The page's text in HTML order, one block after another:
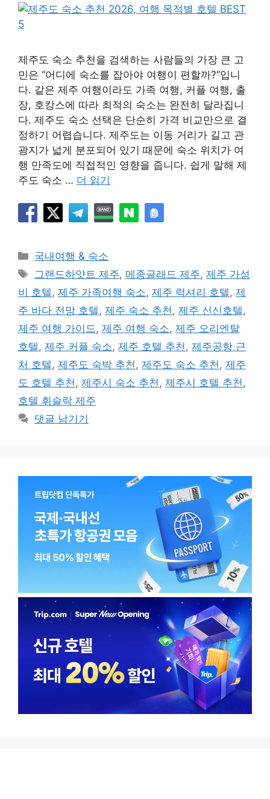
제주도 숙소 추천을 검색하는 사람들의 가장 큰 고
민은 “어디에 숙소를 잡아야 여행이 편할까?”입니
다. 같은 제주 여행이라도 가족 여행, 커플 여행, 출
장, 호캉스에 따라 최적의 숙소는 완전히 달라집니
다. 제주도 숙소 선택은 단순히 가격 비교만으로 결
정하기 어렵습니다. 제주도는 이동 거리가 길고 관
광지가 넓게 분포되어 있기 때문에 숙소 위치가 여
행 만족도에 직접적인 영향을 줍니다. 쉽게 말해 제
주도 숙소 … 더 읽기
카
테
리
국내여행 & 숙소
태
그
그랜드하얏트 제주, 메종글래드 제주,제주 가성
비 호텔, 제주 가족여행 숙소, 제주 럭셔리 호텔, 제
주 바다 전망 호텔, 제주 숙소 추천, 제주 신신호텔,
제주 여행 가이드, 제주 여행 숙소, 제주 오리엔탈
호텔, 제주 커플 숙소, 제주 호텔 추천, 제주공항 근
처 호텔, 제주도 숙박 추천, 제주도 숙소 추천, 제주
도 호텔 추천, 제주시 숙소 추천, 제주시 호텔 추천,
호텔 휘슬락 제주
댓글 남기기